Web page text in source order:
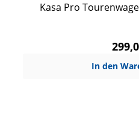
Kasa Pro
In den